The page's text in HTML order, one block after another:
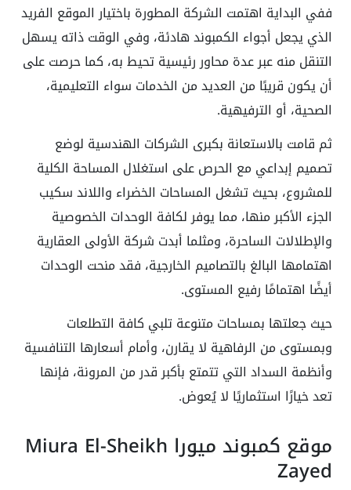
ففي البداية اهتمت الشركة المطورة باختيار الموقع الفريد
الذي يجعل أجواء الكمبوند هادئة، وفي الوقت ذاته يسهل
التنقل منه عبر عدة محاور رئيسية تحيط به، كما حرصت على
أن يكون قريبًا من العديد من الخدمات سواء التعليمية،
الصحية، أو الترفيهية.
ثم قامت بالاستعانة بكبرى الشركات الهندسية لوضع
تصميم إبداعي مع الحرص على استغلال المساحة الكلية
للمشروع، بحيث تشغل المساحات الخضراء واللاند سكيب
الجزء الأكبر منها، مما يوفر لكافة الوحدات الخصوصية
والإطلالات الساحرة، ومثلما أبدت شركة الأولى العقارية
اهتمامها البالغ بالتصاميم الخارجية، فقد منحت الوحدات
أيضًا اهتمامًا رفيع المستوى.
حيث جعلتها بمساحات متنوعة تلبي كافة التطلعات
وبمستوى من الرفاهية لا يقارن، وأمام أسعارها التنافسية
وأنظمة السداد التي تتمتع بأكبر قدر من المرونة، فإنها
تعد خيارًا استثماريًا لا يُعوض.
موقع كمبوند ميورا Miura El-Sheikh
Zayed